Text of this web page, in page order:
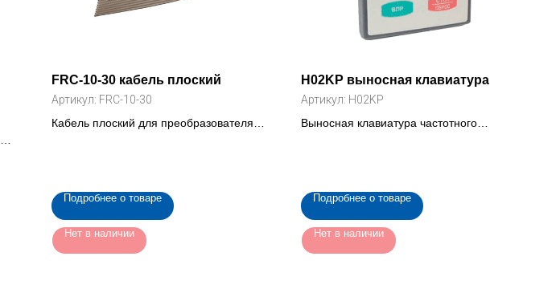
FRC-10-30 кабель плоский
Артикул: FRC-10-30
Кабель плоский для преобразователя
Подробнее о товаре
Нет в наличии
H02KP выносная клавиатура
Артикул: H02KP
Выносная клавиатура частотного
Подробнее о товаре
Нет в наличии